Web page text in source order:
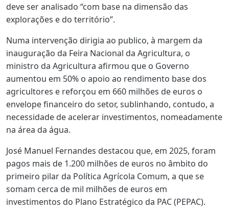
deve ser analisado “com base na dimensão das
explorações e do território”.
Numa intervenção dirigia ao publico, à margem da
inauguração da Feira Nacional da Agricultura, o
ministro da Agricultura afirmou que o Governo
aumentou em 50% o apoio ao rendimento base dos
agricultores e reforçou em 660 milhões de euros o
envelope financeiro do setor, sublinhando, contudo, a
necessidade de acelerar investimentos, nomeadamente
na área da água.
José Manuel Fernandes destacou que, em 2025, foram
pagos mais de 1.200 milhões de euros no âmbito do
primeiro pilar da Política Agrícola Comum, a que se
somam cerca de mil milhões de euros em
investimentos do Plano Estratégico da PAC (PEPAC).